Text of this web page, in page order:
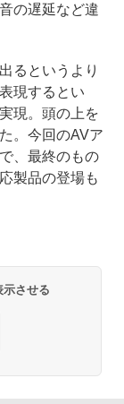
の遅延など違
るというより
現するとい
現。頭の上を
。今回のAVア
、最終のもの
製品の登場も
させる